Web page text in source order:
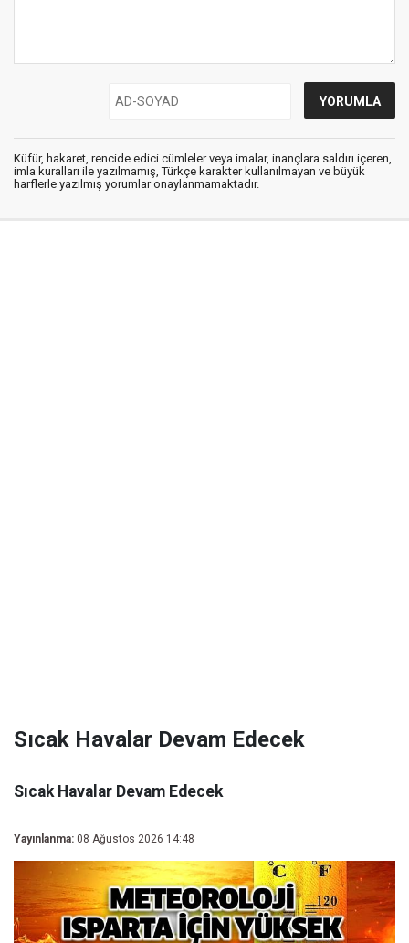
Küfür, hakaret, rencide edici cümleler veya imalar, inançlara saldırı içeren,
imla kuralları ile yazılmamış, Türkçe karakter kullanılmayan ve büyük
harflerle yazılmış yorumlar onaylanmamaktadır.
Sıcak Havalar Devam Edecek
Sıcak Havalar Devam Edecek
Yayınlanma: 08 Ağustos 2026 14:48